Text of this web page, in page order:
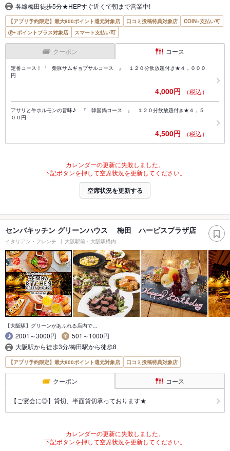
各線梅田徒歩5分★HEPすぐ近くで朝まで営業中!
【アプリ予約限定】最大800ポイント還元対象店 口コミ投稿特典対象店
COIN+支払い可
ポイントプラス対象店
スマート支払い可
クーポン コース
定番コース！『 栗豚サムギョプサルコース 』 １２０分飲放題付き★４，０００
円
4,000円 （税込）
アサリと牛ホルモンの旨味♪ 『 韓国鍋コース 』 １２０分飲放題付き★４，５
００円
4,500円 （税込）
カレンダーの更新に失敗しました。
下記ボタンを押して空席状況を更新してください。
空席状況を更新する
センバキッチン グリーンハウス 梅田 ハービスプラザ店
イタリアン・フレンチ 大阪駅前・大阪駅構内
【大阪駅】グリーンがあふれる店内で…
2001～3000円
501～1000円
大阪駅から徒歩3分/梅田駅から徒歩8
【アプリ予約限定】最大800ポイント還元対象店 口コミ投稿特典対象店
クーポン コース
【ご宴会に◎】貸切、半面貸切承っております★
カレンダーの更新に失敗しました。
下記ボタンを押して空席状況を更新してください。